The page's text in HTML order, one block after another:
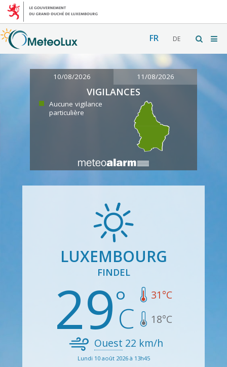
FR DE
10/08/2026 11/08/2026
VIGILANCES
Aucune vigilance
particulière
LUXEMBOURG
FINDEL
29 31°C
18°C
Ouest 22 km/h
Lundi 10 août 2026 à 13h45